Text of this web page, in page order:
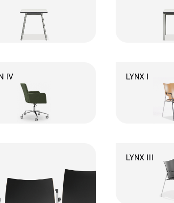
IV LYNX I
LYNX III